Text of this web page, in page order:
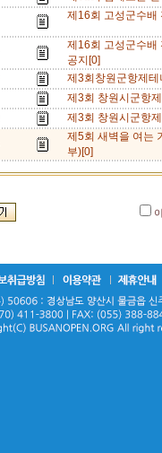
제16회 고성군수배
제16회 고성군수배
공지[0]
제3회창원군항제
제3회 창원시군항
제3회 창원시군항
제5회 새벽을 여는
부)[0]